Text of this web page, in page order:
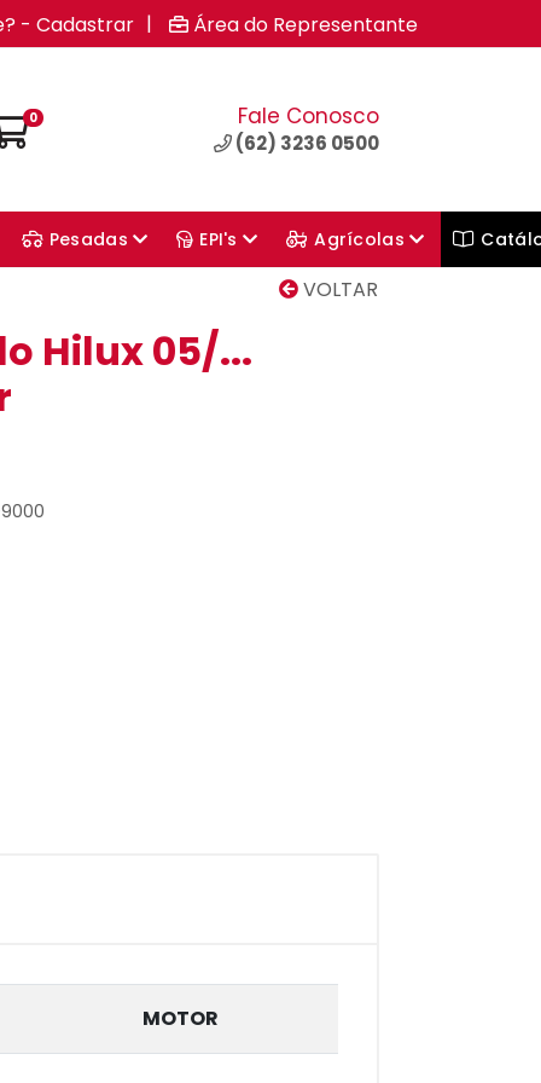
- Cadastrar | Área do Representante
0 Fale Conosco
(62) 3236 0500
Pesadas EPI's Agrícolas
VOLTAR
Hilux 05/...
MOTOR